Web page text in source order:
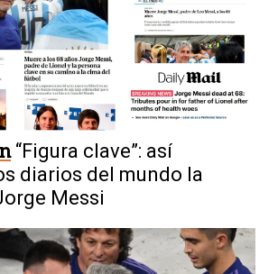
Murió Jorge, el padre de
a los 68 años
“Figura clave”: así
diarios del mundo la
Messi